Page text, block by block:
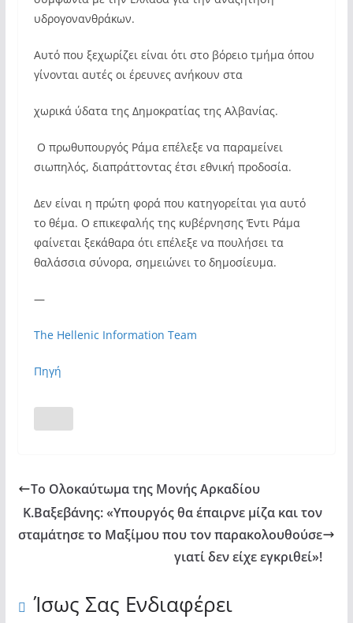
υδρογονανθράκων.
Αυτό που ξεχωρίζει είναι ότι στο βόρειο τμήμα όπου
γίνονται αυτές οι έρευνες ανήκουν στα
χωρικά ύδατα της Δημοκρατίας της Αλβανίας.
Ο πρωθυπουργός Ράμα επέλεξε να παραμείνει
σιωπηλός, διαπράττοντας έτσι εθνική προδοσία.
Δεν είναι η πρώτη φορά που κατηγορείται για αυτό
το θέμα. Ο επικεφαλής της κυβέρνησης Έντι Ράμα
φαίνεται ξεκάθαρα ότι επέλεξε να πουλήσει τα
θαλάσσια σύνορα, σημειώνει το δημοσίευμα.
—
The Hellenic Information Team
Πηγή
Το Ολοκαύτωμα της Μονής Αρκαδίου
Κ.Βαξεβάνης: «Υπουργός θα έπαιρνε μίζα και τον
σταμάτησε το Μαξίμου που τον παρακολουθούσε
γιατί δεν είχε εγκριθεί»!
Ίσως Σας Ενδιαφέρει